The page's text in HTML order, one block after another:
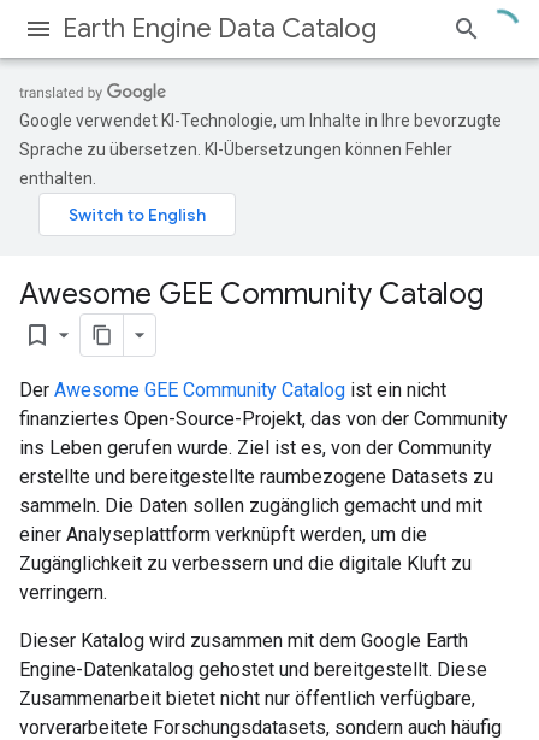
Earth Engine Data Catalog
Google verwendet KI-Technologie, um Inhalte in Ihre bevorzugte
Sprache zu übersetzen. KI-Übersetzungen können Fehler
enthalten.
Awesome GEE Community Catalog
bookmark_border
Der Awesome GEE Community Catalog ist ein nicht
finanziertes Open-Source-Projekt, das von der Community
ins Leben gerufen wurde. Ziel ist es, von der Community
erstellte und bereitgestellte raumbezogene Datasets zu
sammeln. Die Daten sollen zugänglich gemacht und mit
einer Analyseplattform verknüpft werden, um die
Zugänglichkeit zu verbessern und die digitale Kluft zu
verringern.
Dieser Katalog wird zusammen mit dem Google Earth
Engine-Datenkatalog gehostet und bereitgestellt. Diese
Zusammenarbeit bietet nicht nur öffentlich verfügbare,
vorverarbeitete Forschungsdatasets, sondern auch häufig